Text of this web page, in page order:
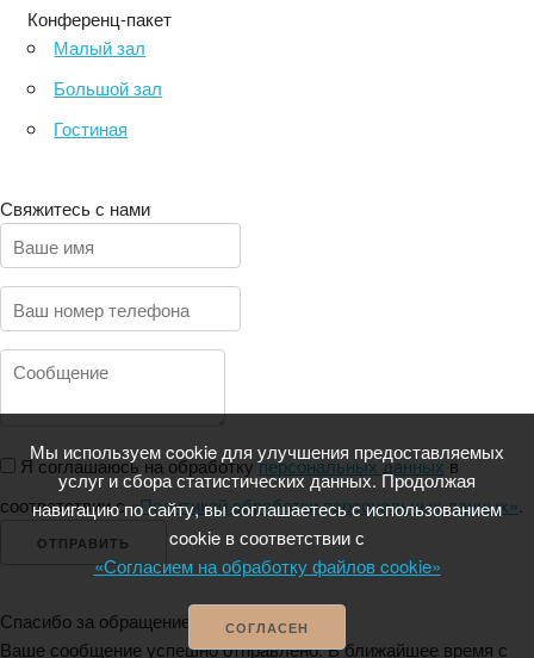
Конференц-пакет
Малый зал
Большой зал
Гостиная
Свяжитесь с нами
Я соглашаюсь на обработкуперсональных данныхв
соответствии с«Политикой обработки персональных данных»
ОТПРАВИТЬ
Спасибо за обращение!
Ваше сообщение успешно отправлено. В ближайшее время с
Мы используем cookie для улучшения предоставляемых
услуг и сбора статистических данных. Продолжая
навигацию по сайту, вы соглашаетесь с использованием
cookie в соответствии с
«Согласием на обработку файлов cookie»
СОГЛАСЕН